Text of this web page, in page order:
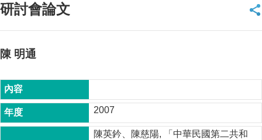
臺
頁
公
告
本
研討會論文
陳 明通
2007
陳英鈐、陳慈陽, 「中華民國第二共和